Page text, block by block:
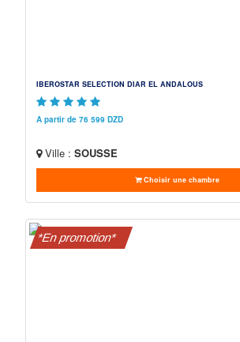
IBEROSTAR SELECTION DIAR EL ANDALOUS
A partir de 76 599 DZD
Ville : SOUSSE
Choisir une chambre
*En promotion*